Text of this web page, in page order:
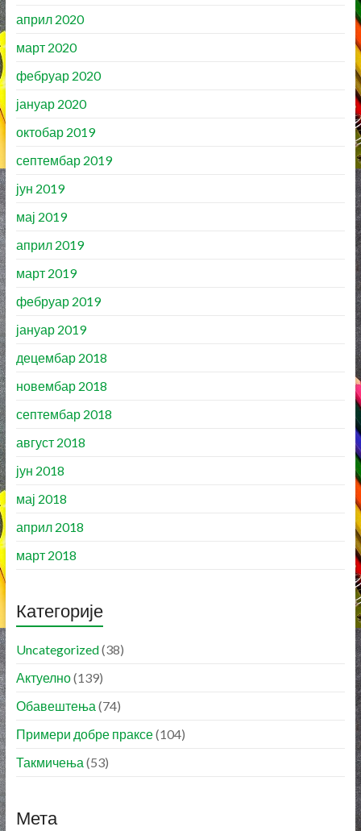
април 2020
март 2020
фебруар 2020
јануар 2020
октобар 2019
септембар 2019
јун 2019
мај 2019
април 2019
март 2019
фебруар 2019
јануар 2019
децембар 2018
новембар 2018
септембар 2018
август 2018
јун 2018
мај 2018
април 2018
март 2018
Категорије
Uncategorized(38)
Актуелно(139)
Обавештења (74)
Примери добре праксе(104)
Такмичења (53)
Мета